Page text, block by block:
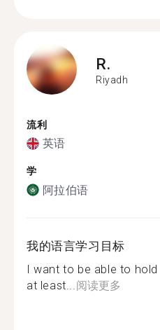
R.
Riyadh
流利
英语
学
阿拉伯语
我的语言学习目标
I want to be able to
at least... 阅读更多